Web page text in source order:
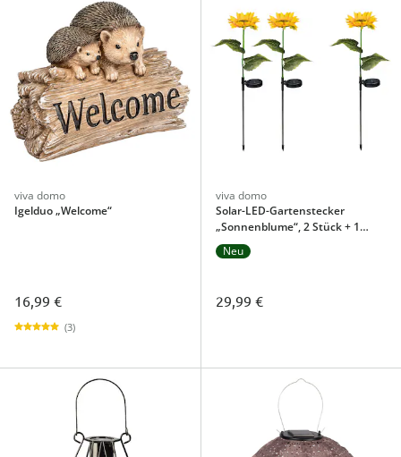
viva domo
Igelduo „Welcome“
16,99 €
(3)
viva domo
Solar-LED-Gartenstecker
„Sonnenblume“, 2 Stück + 1
gratis
Neu
29,99 €